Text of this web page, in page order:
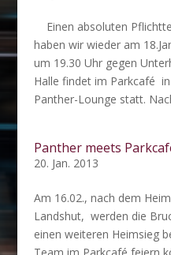
Einen absoluten
haben wir wieder am
um 19.30 Uhr gegen
Halle findet im Parkcafé
Panther-Lounge statt.
Panther meets
20. Jan. 2013
Am 16.02., nach dem
Landshut, werden die
einen weiteren Heimsieg